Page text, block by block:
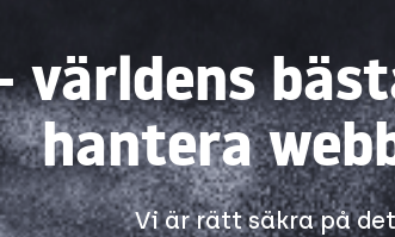
världens
hantera
Vi är rätt säkra på